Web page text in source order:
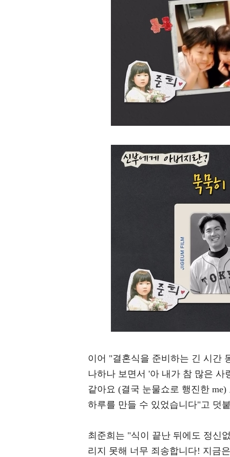
이어 "결혼식을 준비하는 긴 시간
나하나 보면서 '아 내가 참 많은
같아요 (결국 눈물쇼로 행진한
하루를 만들 수 있었습니다"고 덧
최준희는 "식이 끝난 뒤에도 정신
리지 못해 너무 죄송합니다! 지금